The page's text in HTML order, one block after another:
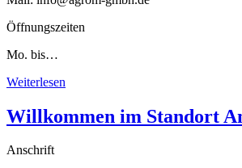
Öffnungszeiten
Mo. bis…
Weiterlesen
Willkommen im Standort
Anschrift